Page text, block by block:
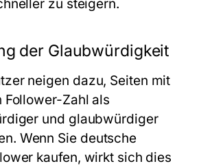
zu steigern.
der Glaubwürdigkeit
neigen dazu, Seiten mit
Follower-Zahl als
und glaubwürdiger
Wenn Sie deutsche
kaufen, wirkt sich dies